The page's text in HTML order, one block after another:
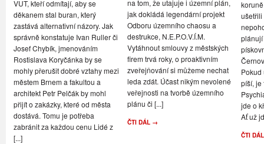
VUT, kteří odmítají, aby se
děkanem stal buran, který
zastává alternativní názory. Jak
správně konstatuje Ivan Ruller či
Josef Chybík, jmenováním
Rostislava Koryčánka by se
mohly přerušit dobré vztahy mezi
městem Brnem a fakultou a
architekt Petr Pelčák by mohl
přijít o zakázky, které od města
dostává. Tomu je potřeba
zabránit za každou cenu Lidé z
[...]
na tom, že utajuje i územní plán,
jak dokládá legendární projekt
Odboru územního chaosu a
destrukce, N.E.P.O.V.Í.M.
Vytáhnout smlouvy z městských
firem trvá roky, o proaktivním
zveřejňování si můžeme nechat
leda zdát. Účast nikým nevolené
veřejnosti na tvorbě územního
plánu či [...]
ČTI DÁL →
ušetřili
Pokud
píší, je
jde o
Ať už
ČTI